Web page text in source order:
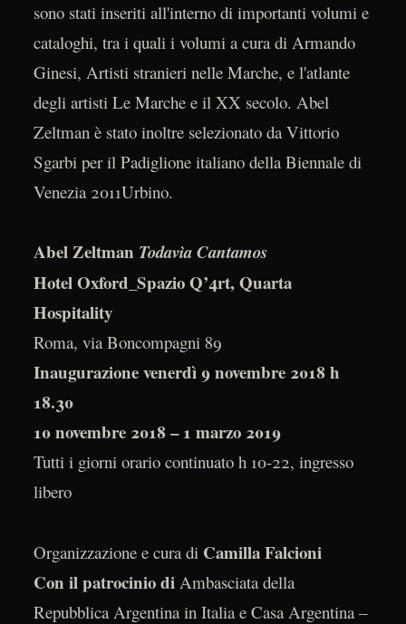
sono stati inseriti all'interno di importanti volumi e
cataloghi, tra i quali i volumi a cura di Armando
Ginesi, Artisti stranieri nelle Marche, e l'atlante
degli artisti Le Marche e il XX secolo. Abel
Zeltman è stato inoltre selezionato da Vittorio
Sgarbi per il Padiglione italiano della Biennale di
Venezia 2011Urbino.
Abel Zeltman Todavìa Cantamos
Hotel Oxford_Spazio Q’4rt, Quarta
Hospitality
Roma, via Boncompagni 89
Inaugurazione venerdì 9 novembre 2018 h
18.30
10 novembre 2018 – 1 marzo 2019
Tutti i giorni orario continuato h 10-22, ingresso
libero
Organizzazione e cura di Camilla Falcioni
Con il patrocinio di Ambasciata della
Repubblica Argentina in Italia e Casa Argentina –